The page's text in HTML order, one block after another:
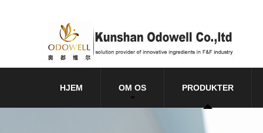
HJEM OM OS PRODUKTER